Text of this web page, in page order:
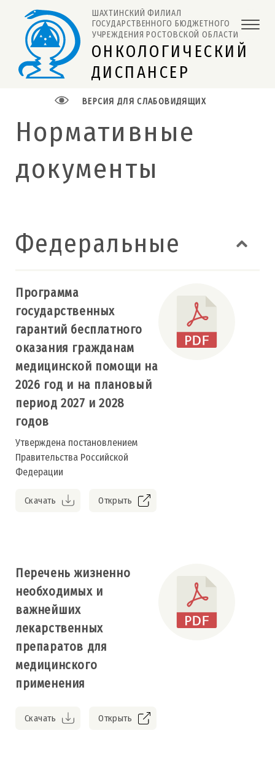
ОНКОЛОГИЧЕСКИЙ
ДИСПАНСЕР
ШАХТИНСКИЙ ФИЛИАЛ
ГОСУДАРСТВЕННОГО БЮДЖЕТНОГО
УЧРЕЖДЕНИЯ РОСТОВСКОЙ ОБЛАСТИ
ВЕРСИЯ ДЛЯ СЛАБОВИДЯЩИХ
Нормативные
документы
Федеральные
Программа
государственных
гарантий бесплатного
оказания гражданам
медицинской помощи на
2026 год и на плановый
период 2027 и 2028
годов
Утверждена постановлением
Правительства Российской
Федерации
Скачать Открыть
Перечень жизненно
необходимых и
важнейших
лекарственных
препаратов для
медицинского
применения
Скачать Открыть